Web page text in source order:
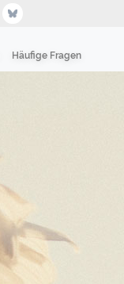
Häufige Fragen